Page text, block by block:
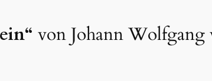
von Johann Wolfgang